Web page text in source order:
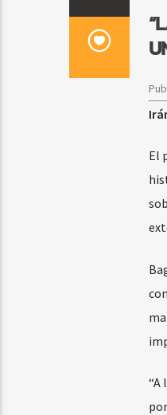
El
“A